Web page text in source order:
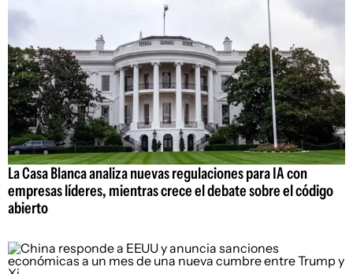
La Casa Blanca analiza nuevas regulaciones para IA con
empresas líderes, mientras crece el debate sobre el código
abierto